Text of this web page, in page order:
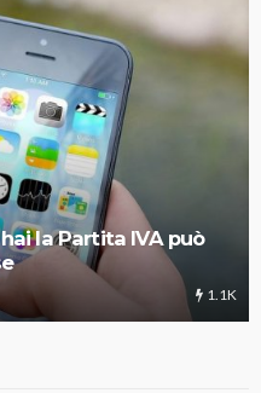
la Partita IVA può
1.1K